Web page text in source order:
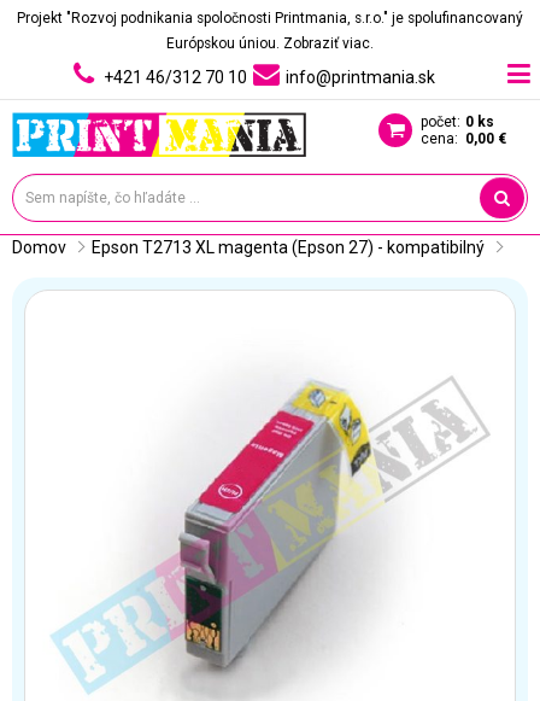
Projekt "Rozvoj podnikania spoločnosti Printmania, s.r.o." je spolufinancovaný
Európskou úniou. Zobraziť viac.
+421 46/312 70 10 info@printmania.sk
počet: 0 ks
cena: 0,00 €
Domov Epson T2713 XL magenta (Epson 27) - kompatibilný